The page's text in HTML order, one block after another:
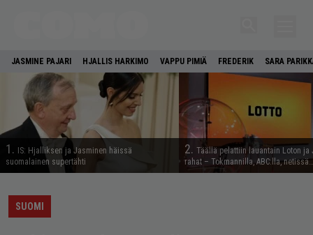
JASMINE PAJARI HJALLIS HARKIMO VAPPU PIMIÄ FREDERIK SARA
1.
IS: Hjalliksen ja Jasminen häissä
suomalainen supertähti
2. Täällä pelattiin lauantain Loton ja
rahat – Tokmannilla, ABC:lla, netissä…
SUOMI